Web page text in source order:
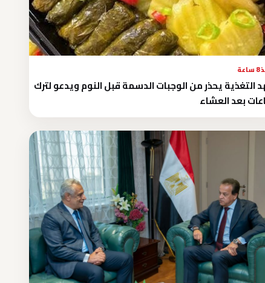
التغذية يحذر من الوجبات الدسمة قبل النوم ويدعو لترك